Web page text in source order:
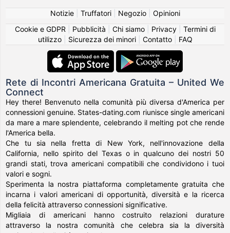
Notizie| Truffatori| Negozio| Opinioni
Cookie e GDPR
Pubblicità Chi siamo| Privacy| Termini di
utilizzo| Sicurezza dei minori| Contatto| FAQ
Rete di Incontri Americana Gratuita – United We
Connect
Hey there! Benvenuto nella comunità più diversa d'America per
connessioni genuine. States-dating.com riunisce single americani
da mare a mare splendente, celebrando il melting pot che rende
l'America bella.
Che tu sia nella fretta di New York, nell'innovazione della
California, nello spirito del Texas o in qualcuno dei nostri 50
grandi stati, trova americani compatibili che condividono i tuoi
valori e sogni.
Sperimenta la nostra piattaforma completamente gratuita che
incarna i valori americani di opportunità, diversità e la ricerca
della felicità attraverso connessioni significative.
Migliaia di americani hanno costruito relazioni durature
attraverso la nostra comunità che celebra sia la diversità